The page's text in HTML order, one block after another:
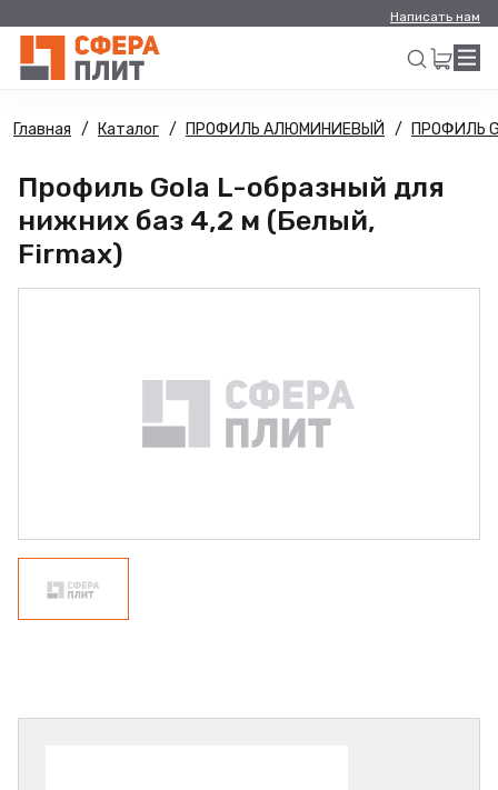
Написать нам
Искать
Главная Каталог ПРОФИЛЬ АЛЮМИНИЕВЫЙ ПРОФИЛЬ
Профиль Gola L-образный для
нижних баз 4,2 м (Белый,
Firmax)